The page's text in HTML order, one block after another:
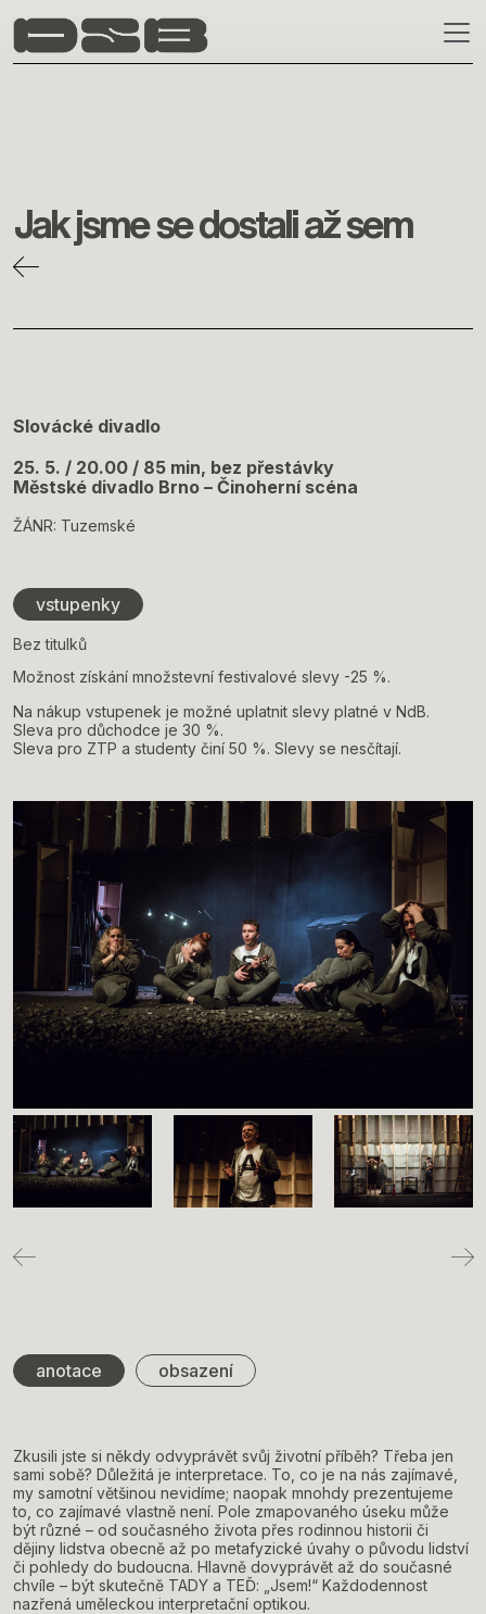
Jak jsme se dostali až sem
Slovácké divadlo
25. 5. / 20.00 / 85 min, bez přestávky
Městské divadlo Brno – Činoherní scéna
ŽÁNR: Tuzemské
vstupenky
Bez titulků
Možnost získání množstevní festivalové slevy -25 %.
Na nákup vstupenek je možné uplatnit slevy platné v NdB.
Sleva pro důchodce je 30 %.
Sleva pro ZTP a studenty činí 50 %. Slevy se nesčítají.
anotace obsazení
Zkusili jste si někdy odvyprávět svůj životní příběh? Třeba jen
sami sobě? Důležitá je interpretace. To, co je na nás zajímavé,
my samotní většinou nevidíme; naopak mnohdy prezentujeme
to, co zajímavé vlastně není. Pole zmapovaného úseku může
být různé – od současného života přes rodinnou historii či
dějiny lidstva obecně až po metafyzické úvahy o původu lidství
či pohledy do budoucna. Hlavně dovyprávět až do současné
chvíle – být skutečně TADY a TEĎ: „Jsem!“ Každodennost
nazřená uměleckou interpretační optikou.